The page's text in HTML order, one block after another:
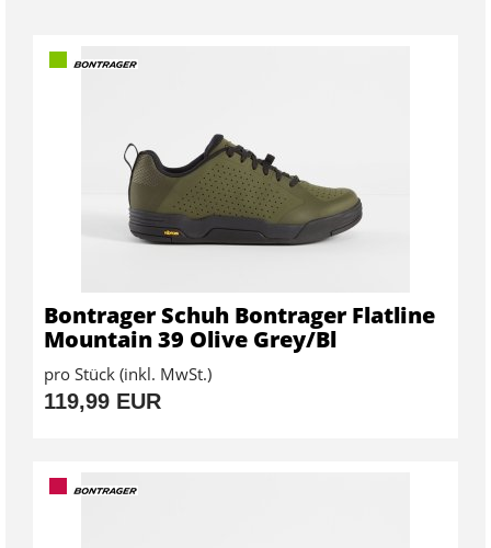
Bontrager Schuh Bontrager Flatline
Mountain 39 Olive Grey/Bl
pro Stück (inkl. MwSt.)
119,99 EUR